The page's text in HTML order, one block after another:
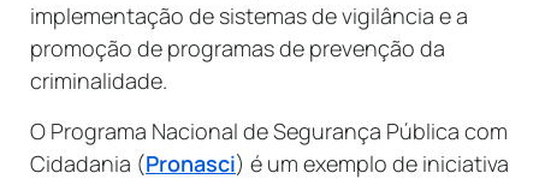
implementação de sistemas de vigilância e a
promoção de programas de prevenção da
criminalidade.
O Programa Nacional de Segurança Pública com
Cidadania (Pronasci) é um exemplo de iniciativa